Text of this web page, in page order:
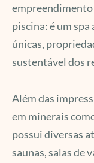
empreendimento
piscina: é um
únicas,
sustentável dos
Além das
em minerais
possui diversas
saunas, salas de